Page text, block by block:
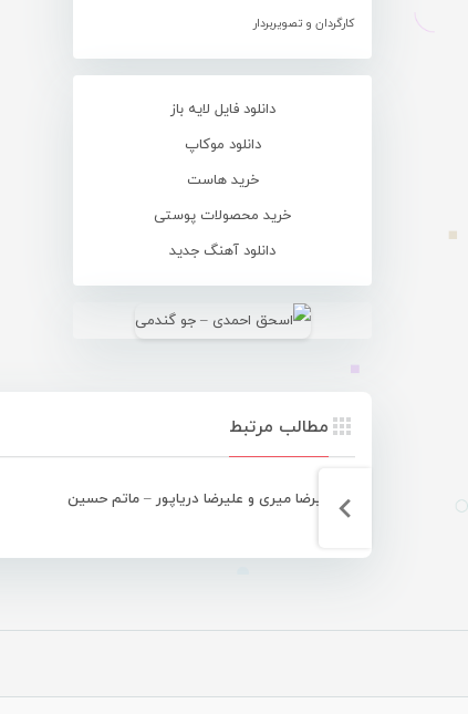
کارگردان و تصویربردار
دانلود فایل لایه باز
دانلود موکاپ
خرید هاست
خرید محصولات پوستی
دانلود آهنگ جدید
مطالب مرتبط
علیرضا میری و علیرضا دریاپور – ماتم حسین